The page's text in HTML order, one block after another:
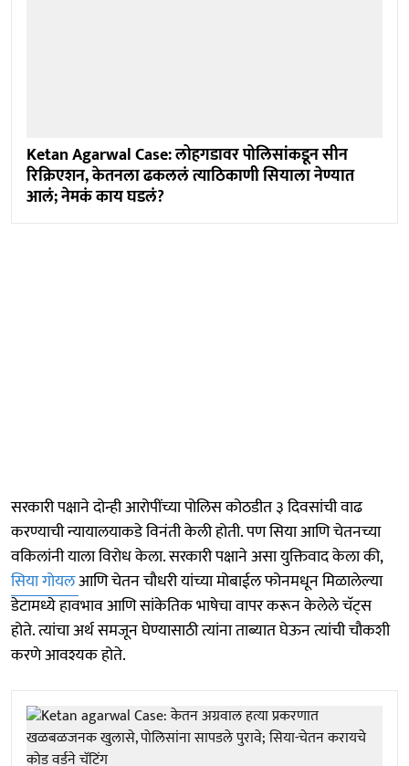
Ketan Agarwal Case: लोहगडावर पोलिसांकडून सीन
रिक्रिएशन, केतनला ढकललं त्याठिकाणी सियाला नेण्यात
आलं; नेमकं काय घडलं?
सरकारी पक्षाने दोन्ही आरोपींच्या पोलिस कोठडीत ३ दिवसांची वाढ
करण्याची न्यायालयाकडे विनंती केली होती. पण सिया आणि चेतनच्या
वकिलांनी याला विरोध केला. सरकारी पक्षाने असा युक्तिवाद केला की,
सिया गोयलआणि चेतन चौधरी यांच्या मोबाईल फोनमधून मिळालेल्या
डेटामध्ये हावभाव आणि सांकेतिक भाषेचा वापर करून केलेले चॅट्स
होते. त्यांचा अर्थ समजून घेण्यासाठी त्यांना ताब्यात घेऊन त्यांची चौकशी
करणे आवश्यक होते.